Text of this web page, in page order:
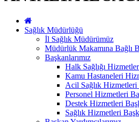
Sağlık Müdürlüğü
İl Sağlık Müdürümüz
Müdürlük Makamına Bağlı
Başkanlarımız
Halk Sağlığı
Kamu Hastaneleri
Acil Sağlık Hizmetleri
Personel Hizmetleri
Destek Hizmetleri
Sağlık Hizmetleri